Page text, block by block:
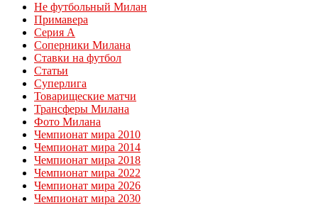
Не футбольный Милан
Примавера
Серия А
Соперники Милана
Ставки на футбол
Статьи
Суперлига
Товарищеские матчи
Трансферы Милана
Фото Милана
Чемпионат мира 2010
Чемпионат мира 2014
Чемпионат мира 2018
Чемпионат мира 2022
Чемпионат мира 2026
Чемпионат мира 2030